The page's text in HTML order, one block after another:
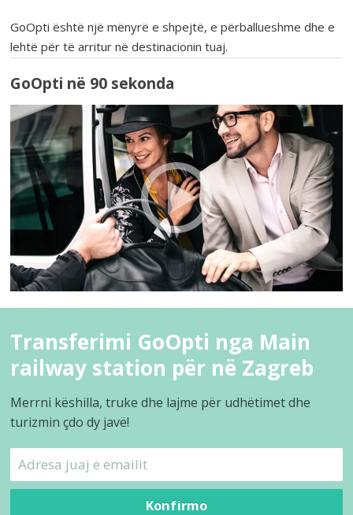
GoOpti është një mënyrë e shpejtë, e përballueshme dhe e
lehtë për të arritur në destinacionin tuaj.
GoOpti në 90 sekonda
Transferimi GoOpti nga Main
railway station për në Zagreb
Merrni këshilla, truke dhe lajme për udhëtimet dhe
turizmin çdo dy javë!
Konfirmo